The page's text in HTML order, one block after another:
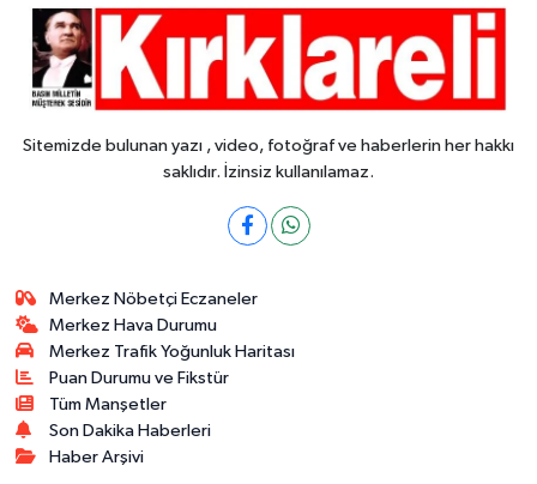
Sitemizde bulunan yazı , video, fotoğraf ve haberlerin her hakkı
saklıdır. İzinsiz kullanılamaz.
Merkez Nöbetçi Eczaneler
Merkez Hava Durumu
Merkez Trafik Yoğunluk Haritası
Puan Durumu ve Fikstür
Tüm Manşetler
Son Dakika Haberleri
Haber Arşivi